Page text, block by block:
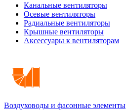
Канальные вентиляторы
Осевые вентиляторы
Радиальные вентиляторы
Крышные вентиляторы
Аксессуары к вентиляторам
Воздуховоды и фасонные элементы